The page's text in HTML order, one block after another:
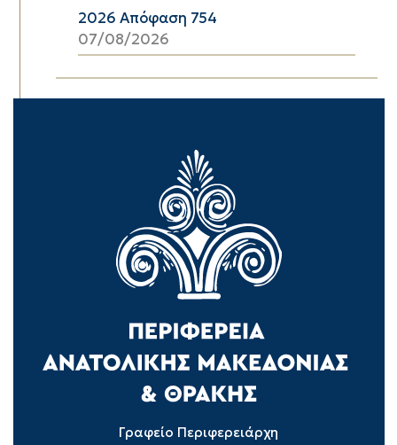
2026 Απόφαση 754
07/08/2026
Γραφείο Περιφερειάρχη